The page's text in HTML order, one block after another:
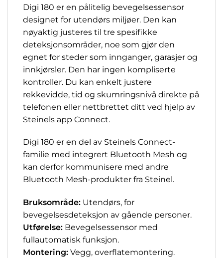
Digi 180 er en pålitelig bevegelsessensor
designet for utendørs miljøer. Den kan
nøyaktig justeres til tre spesifikke
deteksjonsområder, noe som gjør den
egnet for steder som innganger, garasjer og
innkjørsler. Den har ingen kompliserte
kontroller. Du kan enkelt justere
rekkevidde, tid og skumringsnivå direkte på
telefonen eller nettbrettet ditt ved hjelp av
Steinels app Connect.
Digi 180 er en del av Steinels Connect-
familie med integrert Bluetooth Mesh og
kan derfor kommunisere med andre
Bluetooth Mesh-produkter fra Steinel.
Bruksområde: Utendørs, for
bevegelsesdeteksjon av gående personer.
Utførelse: Bevegelsessensor med
fullautomatisk funksjon.
Montering: Vegg, overflatemontering.